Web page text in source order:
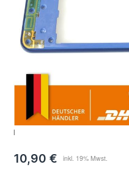
l
10,90 €